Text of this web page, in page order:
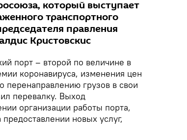
который выступает
транспортного
правления
Кристовскис
порт – второй по величине в
коронавируса, изменения цен
перенаправлению грузов в свои
перевалку. Выход
организации работы порта,
новых услуг,